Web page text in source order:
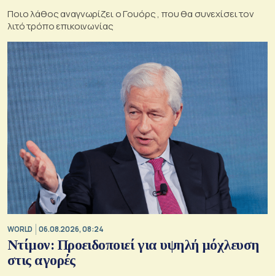
Ποιο λάθος αναγνωρίζει ο Γουόρς , που θα συνεχίσει τον
λιτό τρόπο επικοινωνίας
WORLD 06.08.2026, 08:24
Ντίμον: Προειδοποιεί για υψηλή μόχλευση
στις αγορές